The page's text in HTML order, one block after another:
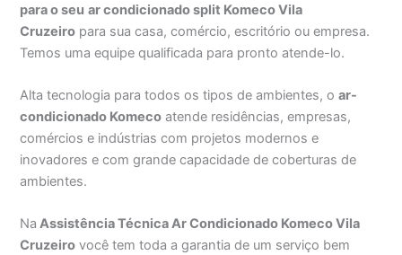
para o seu ar condicionado split Komeco Vila
Cruzeiro para sua casa, comércio, escritório ou empresa.
Temos uma equipe qualificada para pronto atende-lo.
Alta tecnologia para todos os tipos de ambientes, oar-
condicionado Komeco atende residências, empresas,
comércios e indústrias com projetos modernos e
inovadores e com grande capacidade de coberturas de
ambientes.
Na Assistência Técnica Ar Condicionado Komeco Vila
Cruzeiro você tem toda a garantia de um serviço bem